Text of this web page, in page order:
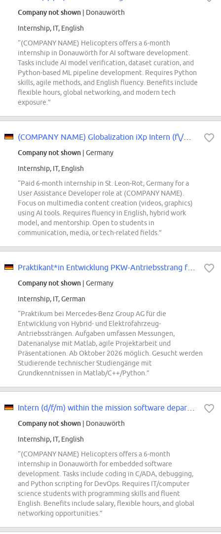
Company not shown | Donauwörth
Internship, IT, English
“(COMPANY NAME) Helicopters offers a 6-month
internship in Donauwörth for AI software development.
Tasks include AI model verification, dataset curation, and
Python-based ML pipeline development. Requires Python
skills, agile methods, and English fluency. Benefits include
flexible hours, global networking, and modern tech
exposure.”
(COMPANY NAME) Globalization iXp Intern (f\/m\/d) - User Assistance Developer
Company not shown | Germany
Internship, IT, English
“Paid 6-month internship in St. Leon-Rot, Germany for a
User Assistance Developer role at (COMPANY NAME).
Focus on multimedia content creation (videos, graphics)
using AI tools. Requires fluency in English, hybrid work
model, and mentorship. Open to students in
communication, media, or tech-related fields.”
Praktikant*in Entwicklung PKW-Antriebsstrang für Hybrid- und Elektrofahrzeuge
Company not shown | Germany
Internship, IT, German
“Praktikum bei Mercedes-Benz Group AG für die
Entwicklung von Hybrid- und Elektrofahrzeug-
Antriebssträngen. Aufgaben umfassen Messungen,
Datenanalyse mit Matlab, agile Projektarbeit und
Präsentationen. Ab Oktober 2026 möglich. Gesucht werden
Studierende technischer Studiengänge mit
Grundkenntnissen in Matlab/C++/Python.”
Company not shown | Donauwörth
Internship, IT, English
“(COMPANY NAME) Helicopters offers a 6-month
internship in Donauwörth for embedded software
development. Tasks include coding in C/ADA, debugging,
and Python scripting for DevOps. Requires IT/computer
science students with programming skills and fluent
English. Benefits include salary, flexible hours, and global
networking opportunities.”